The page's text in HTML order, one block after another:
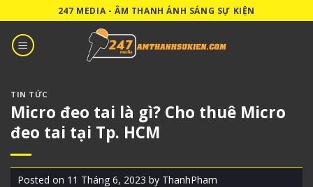
to
content
247 MEDIA - ÂM THANH ÁNH SÁNG SỰ KIỆN
TIN TỨC
Micro đeo tai là gì? Cho thuê Micro
đeo tai tại Tp. HCM
Posted on 11 Tháng 6, 2023 by ThanhPham